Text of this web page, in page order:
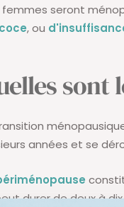
seront
, ou
sont
années et se
durer de deux à